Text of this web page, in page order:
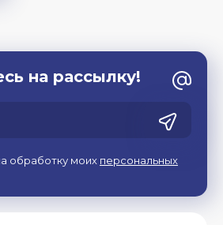
на рассылку!
обработку моих персональных